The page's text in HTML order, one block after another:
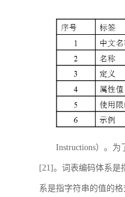
Instructions）。
[21]。词表编码体系是
系是指字符串的值的